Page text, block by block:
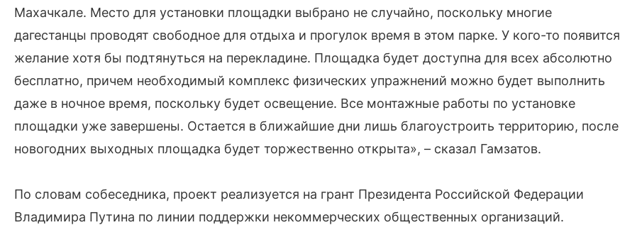
Махачкале. Место для установки площадки выбрано не случайно, поскольку многие
дагестанцы проводят свободное для отдыха и прогулок время в этом парке. У кого-то появится
желание хотя бы подтянуться на перекладине. Площадка будет доступна для всех абсолютно
бесплатно, причем необходимый комплекс физических упражнений можно будет выполнить
даже в ночное время, поскольку будет освещение. Все монтажные работы по установке
площадки уже завершены. Остается в ближайшие дни лишь благоустроить территорию, после
новогодних выходных площадка будет торжественно открыта», – сказал Гамзатов.
По словам собеседника, проект реализуется на грант Президента Российской Федерации
Владимира Путина по линии поддержки некоммерческих общественных организаций.